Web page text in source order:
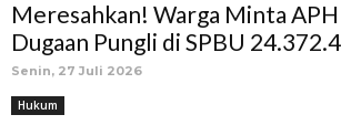
Meresahkan! Warga Minta
Dugaan Pungli di SPBU
Senin, 27 Juli 2026
Hukum